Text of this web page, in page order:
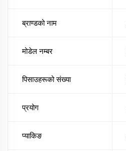
ब्राण्डको नाम
मोडेल नम्बर
पिसाउहरूको संख्या
प्रयोग
प्याकिङ